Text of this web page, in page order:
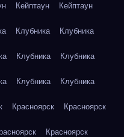
Кейптаун Кейптаун
Клубника Клубника
Клубника Клубника
Клубника Клубника
Красноярск Красноярск
Красноярск